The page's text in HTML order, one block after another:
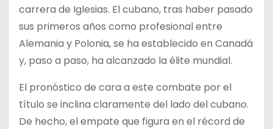
carrera de Iglesias. El cubano, tras haber pasado
sus primeros años como profesional entre
Alemania y Polonia, se ha establecido en Canadá
y, paso a paso, ha alcanzado la élite mundial.
El pronóstico de cara a este combate por el
título se inclina claramente del lado del cubano.
De hecho, el empate que figura en el récord de